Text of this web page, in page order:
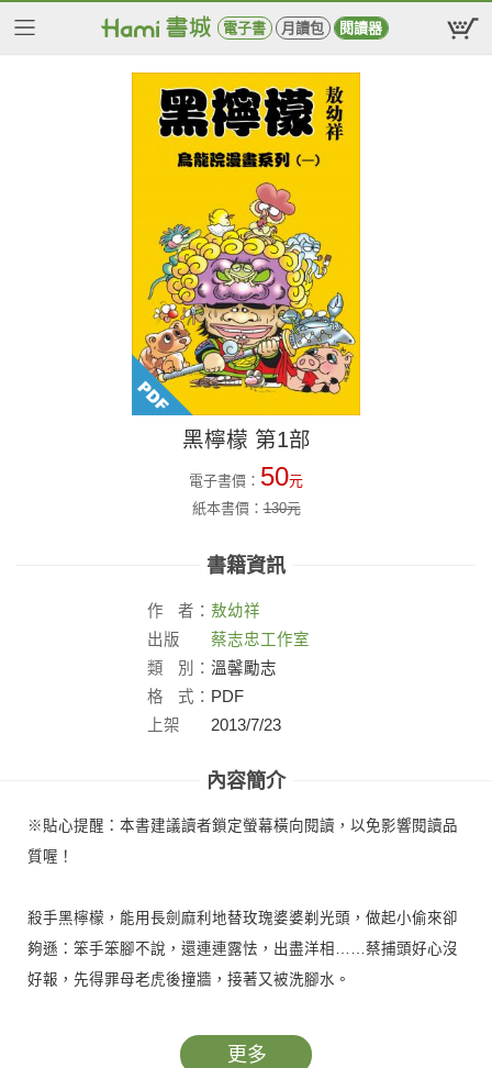
電子書 月讀包 閱讀器
黑檸檬 第1部
電子書價： 50元
紙本書價：130元
書籍資訊
作 者： 敖幼祥
出版
社：
蔡志忠工作室
類
別： 溫馨勵志
格
式： PDF
上架
2013/7/23
內容簡介
※貼心提醒：本書建議讀者鎖定螢幕橫向閱讀，以免影響閱讀品
質喔！
殺手黑檸檬，能用長劍麻利地替玫瑰婆婆剃光頭，做起小偷來卻
夠遜：笨手笨腳不說，還連連露怯，出盡洋相……蔡捕頭好心沒
好報，先得罪母老虎後撞牆，接著又被洗腳水。
更多